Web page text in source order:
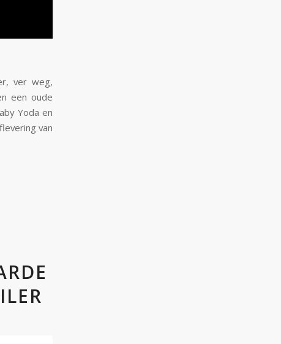
ver weg,
een oude
Yoda en
van